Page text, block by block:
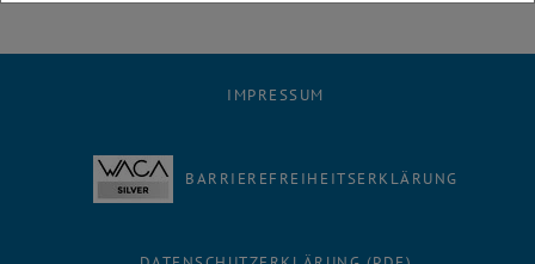
IMPRESSUM
BARRIEREFREIHEITSERKLÄRUNG